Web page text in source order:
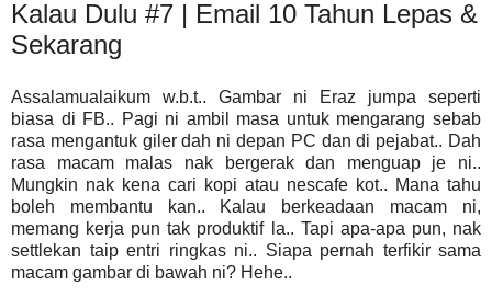
Kalau Dulu #7 | Email 10 Tahun Lepas &
Sekarang
Assalamualaikum w.b.t.. Gambar ni Eraz jumpa seperti
biasa di FB.. Pagi ni ambil masa untuk mengarang sebab
rasa mengantuk giler dah ni depan PC dan di pejabat.. Dah
rasa macam malas nak bergerak dan menguap je ni..
Mungkin nak kena cari kopi atau nescafe kot.. Mana tahu
boleh membantu kan.. Kalau berkeadaan macam ni,
memang kerja pun tak produktif la.. Tapi apa-apa pun, nak
settlekan taip entri ringkas ni.. Siapa pernah terfikir sama
macam gambar di bawah ni? Hehe..